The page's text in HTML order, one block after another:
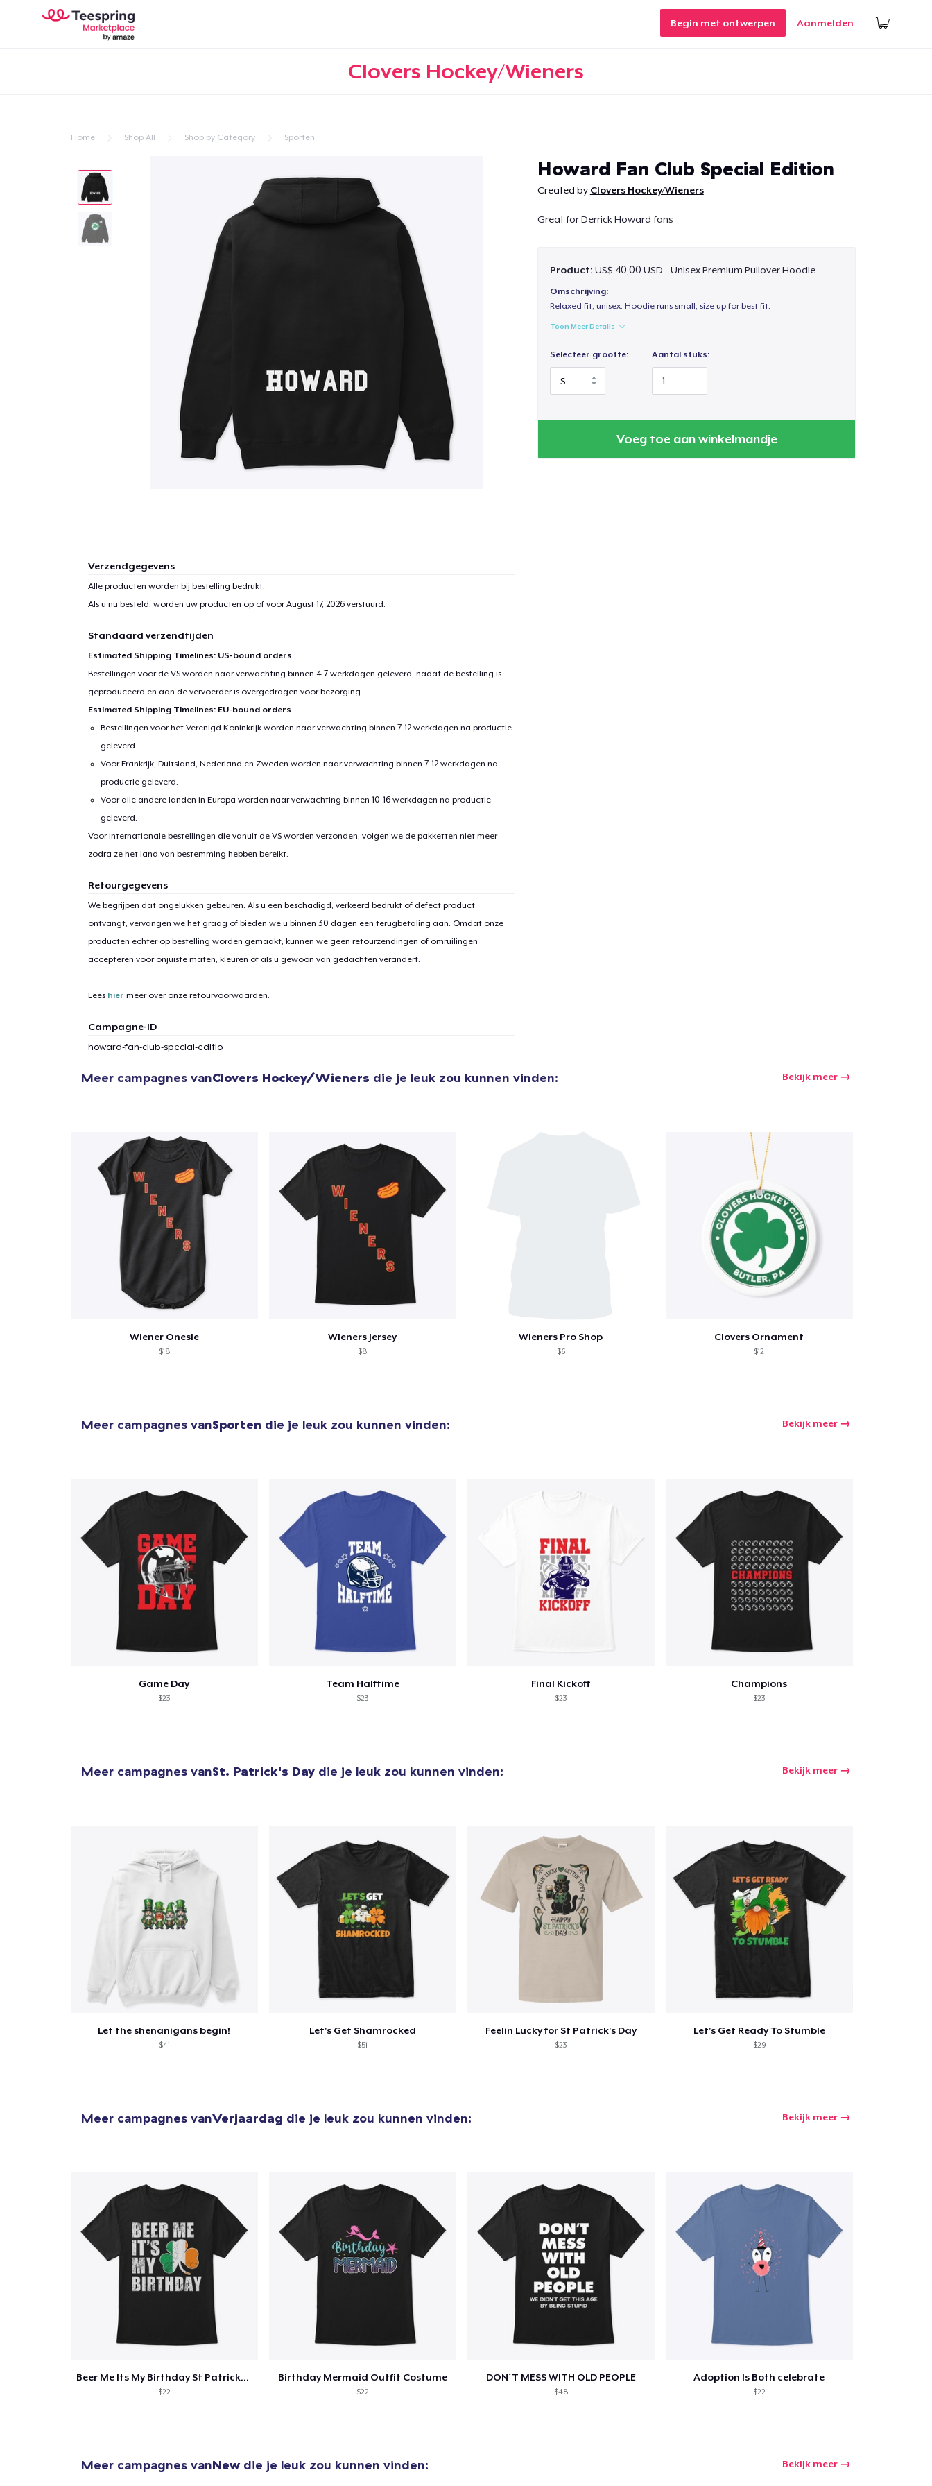
Begin met ontwerpen Aanmelden
Clovers Hockey/Wieners
Home Shop All Shop by Category Sporten
Howard Fan Club Special Edition
Created by Clovers Hockey/Wieners
Great for Derrick Howard fans
Product: US$ 40,00 USD - Unisex Premium Pullover Hoodie
Omschrijving:
Relaxed fit, unisex. Hoodie runs small; size up for best fit.
Toon Meer Details
Selecteer grootte: Aantal stuks:
Voeg toe aan winkelmandje
Verzendgegevens
Alle producten worden bij bestelling bedrukt.
Als u nu besteld, worden uw producten op of voorAugust 17, 2026verstuurd.
Standaard verzendtijden
Estimated Shipping Timelines: US-bound orders
Bestellingen voor de VS worden naar verwachting binnen 4-7 werkdagen geleverd, nadat de bestelling is
geproduceerd en aan de vervoerder is overgedragen voor bezorging.
Estimated Shipping Timelines: EU-bound orders
Bestellingen voor het Verenigd Koninkrijk worden naar verwachting binnen 7-12 werkdagen na productie
geleverd.
Voor Frankrijk, Duitsland, Nederland en Zweden worden naar verwachting binnen 7-12 werkdagen na
productie geleverd.
Voor alle andere landen in Europa worden naar verwachting binnen 10-16 werkdagen na productie
geleverd.
Voor internationale bestellingen die vanuit de VS worden verzonden, volgen we de pakketten niet meer
zodra ze het land van bestemming hebben bereikt.
Retourgegevens
We begrijpen dat ongelukken gebeuren. Als u een beschadigd, verkeerd bedrukt of defect product
ontvangt, vervangen we het graag of bieden we u binnen 30 dagen een terugbetaling aan. Omdat onze
producten echter op bestelling worden gemaakt, kunnen we geen retourzendingen of omruilingen
accepteren voor onjuiste maten, kleuren of als u gewoon van gedachten verandert.
Lees hier meer over onze retourvoorwaarden.
Campagne-ID
howard-fan-club-special-editio
Meer campagnes vanClovers Hockey/Wieners die je leuk zou kunnen vinden: Bekijk meer
Wiener Onesie
$18
Wieners Jersey
$8
Wieners Pro Shop
$6
Clovers Ornament
$12
Meer campagnes vanSporten die je leuk zou kunnen vinden: Bekijk meer
Game Day
$23
Team Halftime
$23
Final Kickoff
$23
Champions
$23
Meer campagnes vanSt. Patrick's Day die je leuk zou kunnen vinden: Bekijk meer
Let the shenanigans begin!
$41
Let's Get Shamrocked
$51
Feelin Lucky for St Patrick's Day
$23
Let's Get Ready To Stumble
$29
Meer campagnes vanVerjaardag die je leuk zou kunnen vinden: Bekijk meer
Beer Me Its My Birthday St Patricks Day
$22
Birthday Mermaid Outfit Costume
$22
DON´T MESS WITH OLD PEOPLE
$48
Adoption Is Both celebrate
$22
Meer campagnes vanNewdie je leuk zou kunnen vinden: Bekijk meer
item aan winkelwagen toegevoegd
Ga door naar de Kassa Doorgaan met winkelen